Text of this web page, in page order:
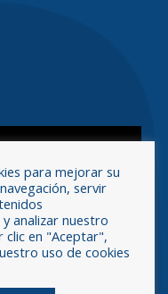
para mejorar su
servir
analizar nuestro
clic en "Aceptar",
uso de cookies